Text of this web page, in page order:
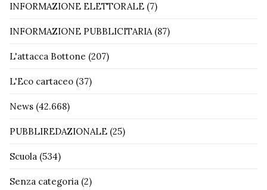
INFORMAZIONE ELETTORALE (7)
INFORMAZIONE PUBBLICITARIA(87)
L'attacca Bottone (207)
L'Eco cartaceo (37)
News (42.668)
PUBBLIREDAZIONALE (25)
Scuola (534)
Senza categoria (2)